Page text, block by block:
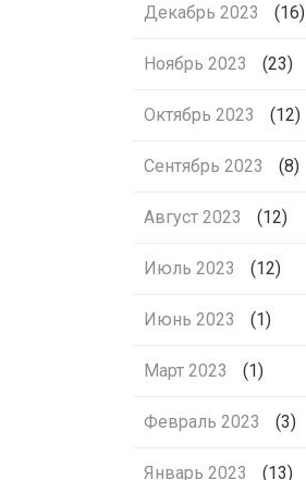
Декабрь 2023 (16)
Ноябрь 2023 (23)
Октябрь 2023 (12)
Сентябрь 2023 (8)
Август 2023 (12)
Июль 2023 (12)
Июнь 2023 (1)
Март 2023 (1)
Февраль 2023 (3)
Январь 2023 (13)